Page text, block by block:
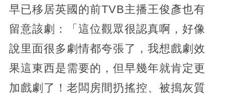
早已移居英國的前TVB主播王俊彥也有
留意該劇：「這位觀眾很認真啊，好像
說里面很多劇情都夸張了，我想戲劇效
果這東西是需要的，但早幾年就肯定更
加戲劇了！老闆房間扔搖控、被搗灰質